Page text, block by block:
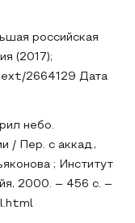
российская
(2017);
2664129 Дата
небо.
/ Пер. с аккад.,
; Институт
2000. – 456 с. –